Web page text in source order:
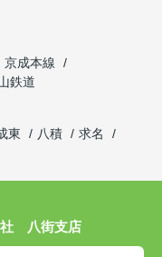
京成本線
鉄道
東 八積
求名
社 八街支店